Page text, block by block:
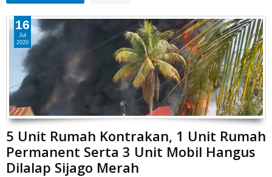
5 Unit Rumah Kontrakan, 1 Unit Rumah
Permanent Serta 3 Unit Mobil Hangus
Dilalap Sijago Merah
16
Jul
2020